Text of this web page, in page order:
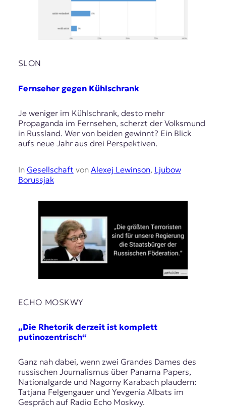
SLON
Fernseher gegen Kühlschrank
Je weniger im Kühlschrank, desto mehr
Propaganda im Fernsehen, scherzt der Volksmund
in Russland. Wer von beiden gewinnt? Ein Blick
aufs neue Jahr aus drei Perspektiven.
In Gesellschaft von Alexej Lewinson, Ljubow
Borussjak
ECHO MOSKWY
„Die Rhetorik derzeit ist komplett
putinozentrisch“
Ganz nah dabei, wenn zwei Grandes Dames des
russischen Journalismus über Panama Papers,
Nationalgarde und Nagorny Karabach plaudern:
Tatjana Felgengauer und Yevgenia Albats im
Gespräch auf Radio Echo Moskwy.